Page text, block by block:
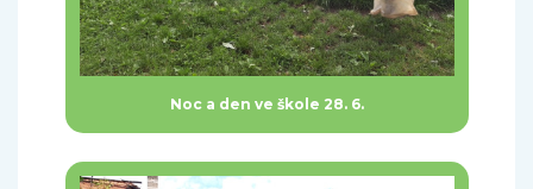
Noc a den ve škole 28. 6.